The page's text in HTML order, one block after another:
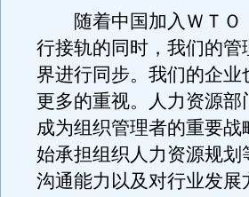
随着中国加入ＷＴＯ
行接轨的同时，我们的
界进行同步。我们的企
更多的重视。人力资源
成为组织管理者的重要
始承担组织人力资源规
沟通能力以及对行业发